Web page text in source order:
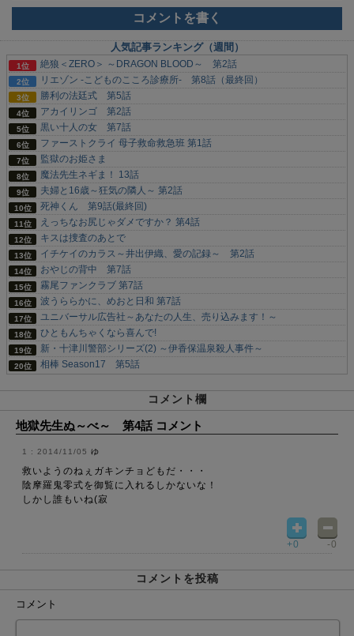
コメントを書く
人気記事ランキング（週間）
絶狼＜ZERO＞ ～DRAGON BLOOD～ 第2話
リエゾン -こどものこころ診療所- 第8話（最終回）
勝利の法廷式 第5話
アカイリンゴ 第2話
黒い十人の女 第7話
ファーストクライ 母子救命救急班 第1話
監獄のお姫さま
魔法先生ネギま！ 13話
夫婦と16歳～狂気の隣人～ 第2話
死神くん 第9話(最終回)
えっちなお尻じゃダメですか？ 第4話
キスは捜査のあとで
イチケイのカラス～井出伊織、愛の記録～ 第2話
おやじの背中 第7話
霧尾ファンクラブ 第7話
波うららかに、めおと日和 第7話
ユニバーサル広告社～あなたの人生、売り込みます！～
ひともんちゃくなら喜んで!
新・十津川警部シリーズ(2) ～伊香保温泉殺人事件～
相棒 Season17 第5話
コメント欄
地獄先生ぬ～べ～ 第4話 コメント
2014/11/05 ゆ
救いようのねぇガキンチョどもだ・・・
陰摩羅鬼零式を御覧に入れるしかないな！
しかし誰もいね(寂
+0 -0
コメントを投稿
コメント